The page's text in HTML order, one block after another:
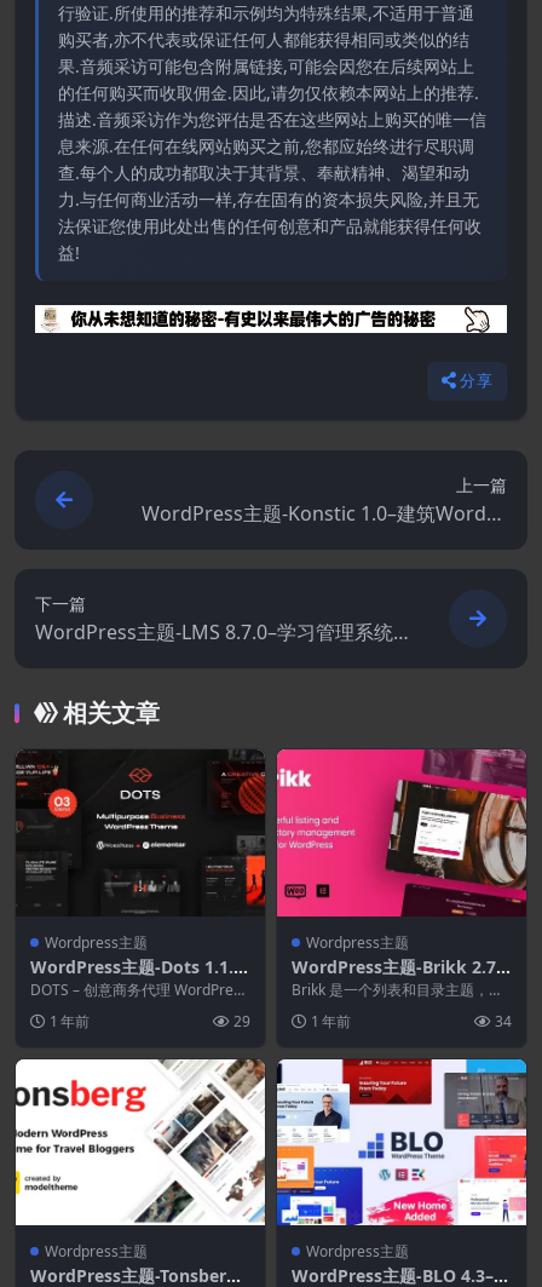
行验证.所使用的推荐和示例均为特殊结果,不适用于普通
购买者,亦不代表或保证任何人都能获得相同或类似的结
果.音频采访可能包含附属链接,可能会因您在后续网站上
的任何购买而收取佣金.因此,请勿仅依赖本网站上的推荐.
描述.音频采访作为您评估是否在这些网站上购买的唯一信
息来源.在任何在线网站购买之前,您都应始终进行尽职调
查.每个人的成功都取决于其背景、奉献精神、渴望和动
力.与任何商业活动一样,存在固有的资本损失风险,并且无
法保证您使用此处出售的任何创意和产品就能获得任何收
益!
分享
上一篇
WordPress主题-Konstic 1.0–建筑WordPr
ess主题
下一篇
WordPress主题-LMS 8.7.0–学习管理系统
WordPress主题
相关文章
Wordpress主题
WordPress主题-Dots 1.1.1
–创意机构WordPress主题
DOTS – 创意商务代理 WordPress
1 年前 29
Wordpress主题
WordPress主题-Brikk 2.7.0
–目录和列表WordPress主题
Brikk 是一个列表和目录主题，适
点、活动、工作...
1 年前 34
Wordpress主题
WordPress主题-Tonsberg
Wordpress主题
WordPress主题-BLO 4.3–企